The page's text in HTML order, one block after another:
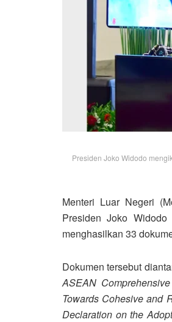
Presiden Joko Widodo
Menteri Luar Negeri
Presiden Joko
menghasilkan 33
Dokumen tersebut
ASEAN
Towards Cohesive and
Declaration on the